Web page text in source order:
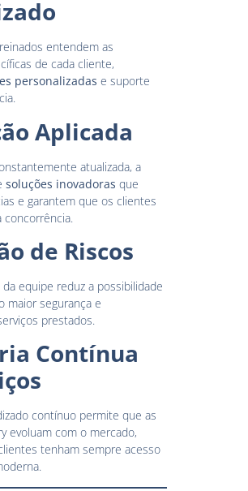
entendem as
de cada cliente,
personalizadas e suporte
Aplicada
atualizada, a
soluções inovadoras que
e garantem que os clientes
de Riscos
equipe reduz a possibilidade
maior segurança e
prestados.
Contínua
contínuo permite que as
evoluam com o mercado,
tenham sempre acesso